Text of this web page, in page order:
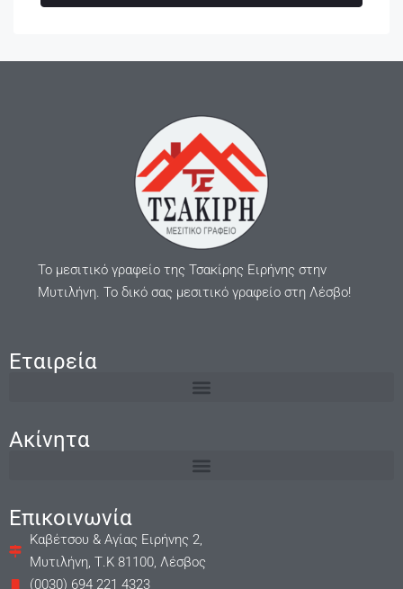
Το μεσιτικό γραφείο της Τσακίρης Ειρήνης στην
Μυτιλήνη. Το δικό σας μεσιτικό γραφείο στη Λέσβο!
Εταιρεία
Ακίνητα
Επικοινωνία
Καβέτσου & Αγίας Ειρήνης 2,
Μυτιλήνη, Τ.Κ 81100, Λέσβος
(0030) 694 221 4323